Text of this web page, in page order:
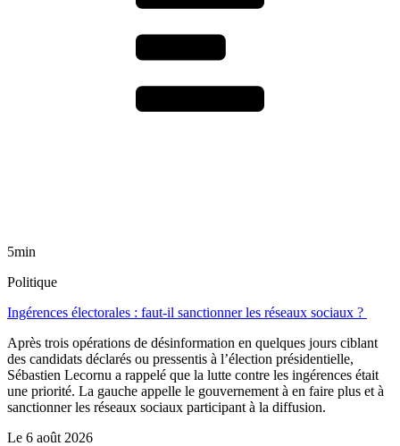
5min
Politique
Ingérences électorales : faut-il sanctionner les réseaux sociaux ?
Après trois opérations de désinformation en quelques jours ciblant
des candidats déclarés ou pressentis à l’élection présidentielle,
Sébastien Lecornu a rappelé que la lutte contre les ingérences était
une priorité. La gauche appelle le gouvernement à en faire plus et à
sanctionner les réseaux sociaux participant à la diffusion.
Le 6 août 2026